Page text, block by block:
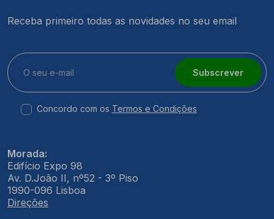
Receba primeiro todas as novidades no seu email
Subscrever
Concordo com os Termos e Condições
Morada:
Edifício Expo 98
Av. D.João II, nº52 - 3º Piso
1990-096 Lisboa
Direções